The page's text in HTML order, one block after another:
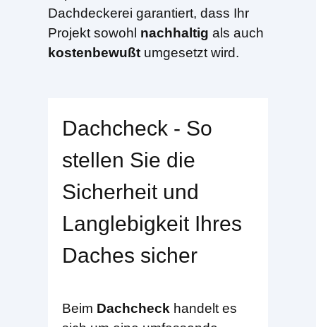
Dachdeckerei garantiert, dass Ihr
Projekt sowohl nachhaltig als auch
kostenbewußt umgesetzt wird.
Dachcheck - So
stellen Sie die
Sicherheit und
Langlebigkeit Ihres
Daches sicher
Beim Dachcheck handelt es